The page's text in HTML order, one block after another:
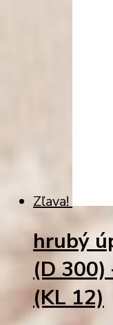
Zľava!
hrubý
(D 300)
(KL 12)